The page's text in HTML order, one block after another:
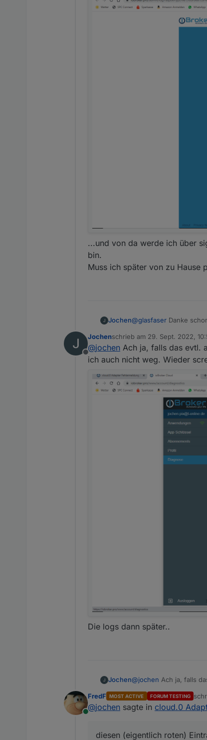
...und von da werde ich über
bin.
Muss ich später von zu Hause
Jochen@glasfaser Danke
...und von da werde
Muss ich später von zu
Offline
Jochenschrieb am 29. Sept. 2022,
zuletzt editiert von
@jochen Ach ja, falls das evtl.
ich auch nicht weg. Wieder
Die logs dann später..
Jochen@jochen Ach ja, falls
Online
FredF MOST ACTIVE FORUM TESTING
@jochen sagte in cloud.0
diesen (eigentlich roten)